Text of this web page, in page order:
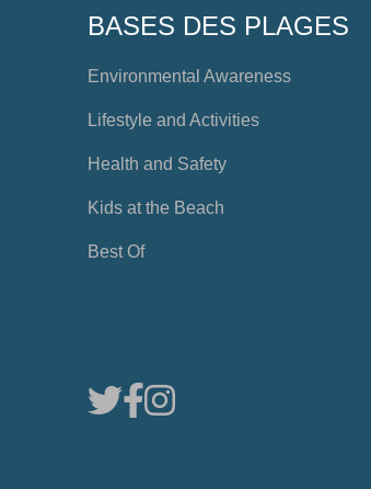
BASES DES PLAGES
Environmental Awareness
Lifestyle and Activities
Health and Safety
Kids at the Beach
Best Of